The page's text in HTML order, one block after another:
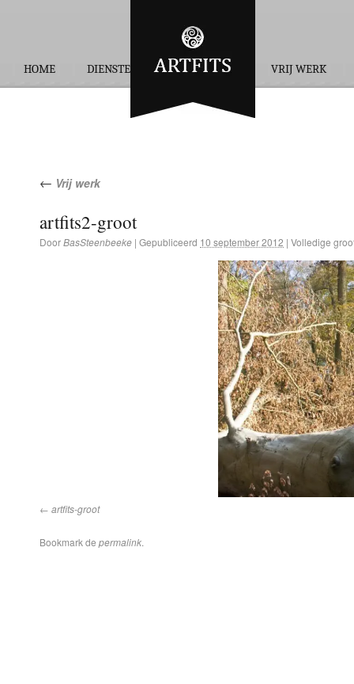
HOME DIENSTEN OPDRACHTEN VRIJ WERK
← Vrij werk
artfits2-groot
DoorBasSteenbeeke | Gepubliceerd 10 september 2012 | Volledige
artfits-groot
Bookmark de permalink.